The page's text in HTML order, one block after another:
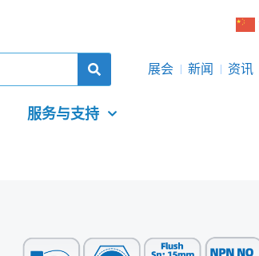
展会 新闻 资讯
服务与支持